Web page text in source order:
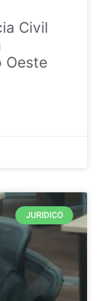
Civil
Oeste
JURIDICO